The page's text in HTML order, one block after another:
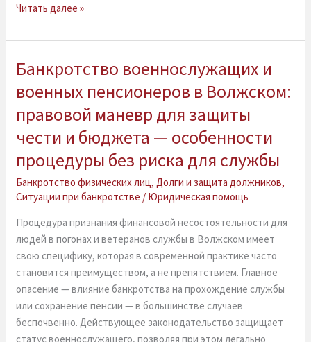
Читать далее »
Банкротство военнослужащих и
военных пенсионеров в Волжском:
правовой маневр для защиты
чести и бюджета — особенности
процедуры без риска для службы
Банкротство физических лиц,Долги и защита должников,
Ситуации при банкротстве / Юридическая помощь
Процедура признания финансовой несостоятельности для
людей в погонах и ветеранов службы в Волжском имеет
свою специфику, которая в современной практике часто
становится преимуществом, а не препятствием. Главное
опасение — влияние банкротства на прохождение службы
или сохранение пенсии — в большинстве случаев
беспочвенно. Действующее законодательство защищает
статус военнослужащего, позволяя при этом легально
Банкротство
военнослужащих
и
военных
Волжском:
правовой
маневр
защиты
чести
и
бюджета
—
особенности
процедуры